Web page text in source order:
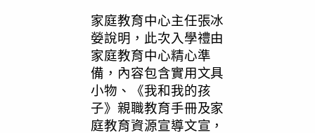
家庭教育中心主任張冰
嫈說明，此次入學禮由
家庭教育中心精心準
備，內容包含實用文具
小物、《我和我的孩
子》親職教育手冊及家
庭教育資源宣導文宣，